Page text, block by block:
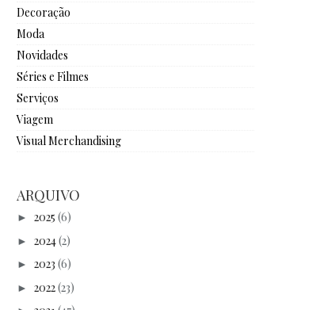
Decoração
Moda
Novidades
Séries e Filmes
Serviços
Viagem
Visual Merchandising
ARQUIVO
► 2025 (6)
► 2024(2)
► 2023 (6)
► 2022(23)